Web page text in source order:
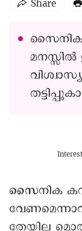
സൈനിക
തേയില